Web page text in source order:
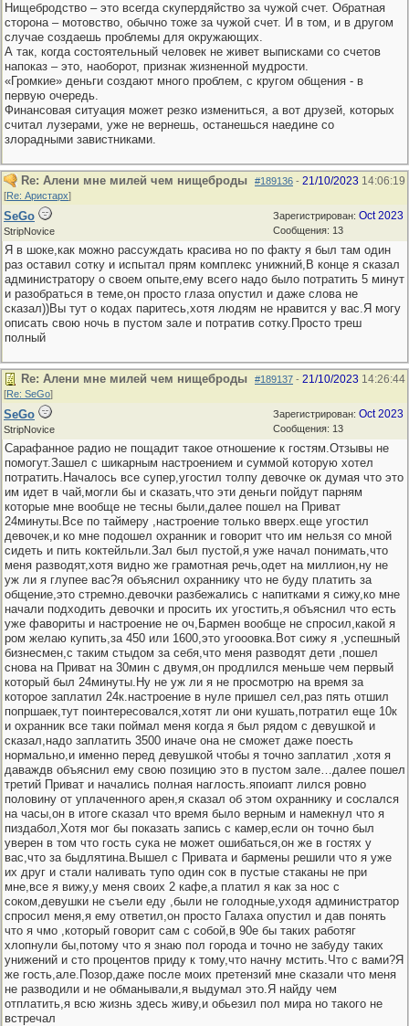
Нищебродство – это всегда скупердяйство за чужой счет. Обратная
сторона – мотовство, обычно тоже за чужой счет. И в том, и в другом
случае создаешь проблемы для окружающих.
А так, когда состоятельный человек не живет выписками со счетов
напоказ – это, наоборот, признак жизненной мудрости.
«Громкие» деньги создают много проблем, с кругом общения - в
первую очередь.
Финансовая ситуация может резко измениться, а вот друзей, которых
считал лузерами, уже не вернешь, останешься наедине со
злорадными завистниками.
#189136 - 21/10/2023 14:06:19
Re: Алени мне милей чем нищеброды
[Re: Аристарх]
Зарегистрирован: Oct 2023
Сообщения: 13
SeGo
StripNovice
Я в шоке,как можно рассуждать красива но по факту я был там один
раз оставил сотку и испытал прям комплекс унижний,В конце я сказал
администратору о своем опыте,ему всего надо было потратить 5 минут
и разобраться в теме,он просто глаза опустил и даже слова не
сказал))Вы тут о кодах паритесь,хотя людям не нравится у вас.Я могу
описать свою ночь в пустом зале и потратив сотку.Просто треш
полный
#189137 - 21/10/2023 14:26:44
Re: Алени мне милей чем нищеброды
[Re: SeGo]
Зарегистрирован: Oct 2023
Сообщения: 13
SeGo
StripNovice
Сарафанное радио не пощадит такое отношение к гостям.Отзывы не
помогут.Зашел с шикарным настроением и суммой которую хотел
потратить.Началось все супер,угостил толпу девочке ок думая что это
им идет в чай,могли бы и сказать,что эти деньги пойдут парням
которые мне вообще не тесны были,далее пошел на Приват
24минуты.Все по таймеру ,настроение только вверх.еще угостил
девочек,и ко мне подошел охранник и говорит что им нельзя со мной
сидеть и пить коктейльли.Зал был пустой,я уже начал понимать,что
меня разводят,хотя видно же грамотная речь,одет на миллион,ну не
уж ли я глупее вас?я объяснил охраннику что не буду платить за
общение,это стремно.девочки разбежались с напитками я сижу,ко мне
начали подходить девочки и просить их угостить,я объяснил что есть
уже фавориты и настроение не оч,Бармен вообще не спросил,какой я
ром желаю купить,за 450 или 1600,это угооовка.Вот сижу я ,успешный
бизнесмен,с таким стыдом за себя,что меня разводят дети ,пошел
снова на Приват на 30мин с двумя,он продлился меньше чем первый
который был 24минуты.Ну не уж ли я не просмотрю на время за
которое заплатил 24к.настроение в нуле пришел сел,раз пять отшил
попршаек,тут поинтересовался,хотят ли они кушать,потратил еще 10к
и охранник все таки поймал меня когда я был рядом с девушкой и
сказал,надо заплатить 3500 иначе она не сможет даже поесть
нормально,и именно перед девушкой чтобы я точно заплатил ,хотя я
даваждв объяснил ему свою позицию это в пустом зале…далее пошел
третий Приват и начались полная наглость.япоиапт лился ровно
половину от уплаченного арен,я сказал об этом охраннику и сослался
на часы,он в итоге сказал что время было верным и намекнул что я
пиздабол,Хотя мог бы показать запись с камер,если он точно был
уверен в том что гость сука не может ошибаться,он же в гостях у
вас,что за быдлятина.Вышел с Привата и бармены решили что я уже
их друг и стали наливать тупо один сок в пустые стаканы не при
мне,все я вижу,у меня своих 2 кафе,а платил я как за нос с
соком,девушки не съели еду ,были не голодные,уходя администратор
спросил меня,я ему ответил,он просто Галаха опустил и дав понять
что я чмо ,который говорит сам с собой,в 90е бы таких работяг
хлопнули бы,потому что я знаю пол города и точно не забуду таких
унижений и сто процентов приду к тому,что начну мстить.Что с вами?Я
же гость,але.Позор,даже после моих претензий мне сказали что меня
не разводили и не обманывали,я выдумал это.Я найду чем
отплатить,я всю жизнь здесь живу,и обьезил пол мира но такого не
встречал